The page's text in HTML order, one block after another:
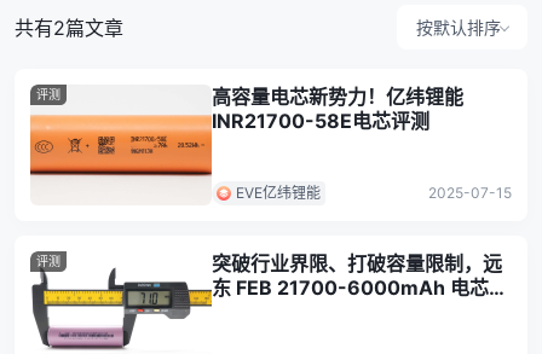
共有2篇文章 按默认排序
评测
高容量电芯新势力！亿纬锂能
INR21700-58E电芯评测
EVE亿纬锂能 2025-07-15
评测
突破行业界限、打破容量限制，远
东 FEB 21700-6000mAh 电芯评